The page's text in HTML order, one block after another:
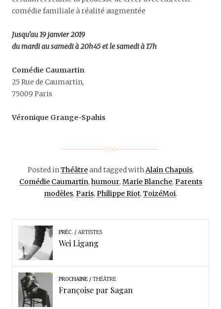
comédie familiale à réalité augmentée
Jusqu’au 19 janvier 2019
du mardi au samedi à 20h45 et le samedi à 17h
Comédie Caumartin
25 Rue de Caumartin,
75009 Paris
Véronique Grange-Spahis
Posted in Théâtreand tagged with Alain Chapuis,
Comédie Caumartin, humour, Marie Blanche, Parents
modèles, Paris, Philippe Riot, ToizéMoi.
PRÉC. ARTISTES
Wei Ligang
PROCHAINE THÉÂTRE
Françoise par Sagan